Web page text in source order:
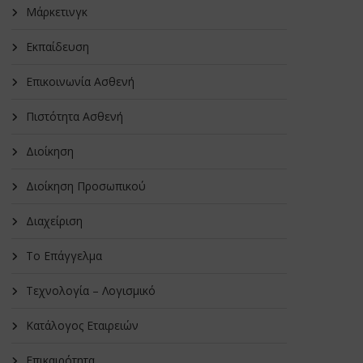
Μάρκετινγκ
Εκπαίδευση
Επικοινωνία Ασθενή
Πιστότητα Ασθενή
Διοίκηση
Διοίκηση Προσωπικού
Διαχείριση
Το Επάγγελμα
Τεχνολογία – Λογισμικό
Κατάλογος Εταιρειών